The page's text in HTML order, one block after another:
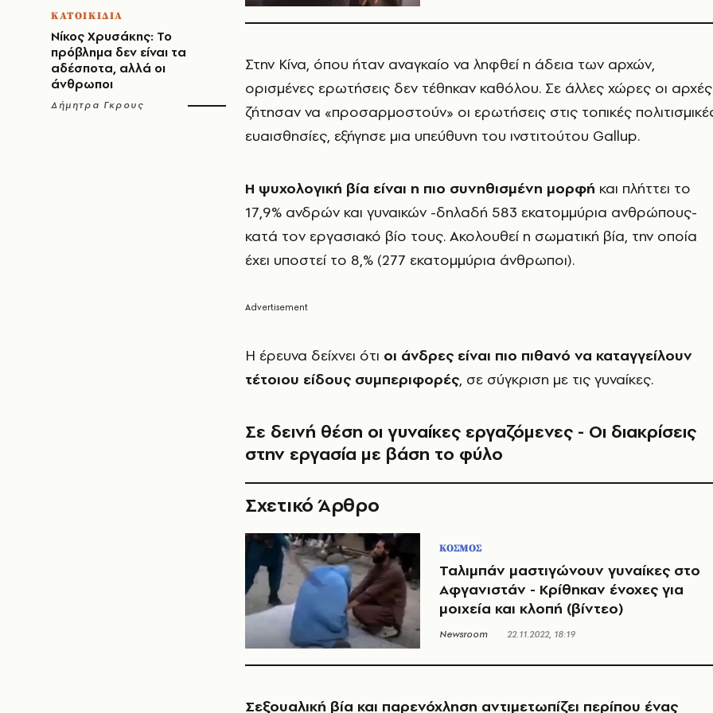
ΚΑΤΟΙΚΙΔΙΑ
Νίκος Χρυσάκης: Το
πρόβλημα δεν είναι τα
αδέσποτα, αλλά οι
άνθρωποι
Δήμητρα Γκρους
Στην Κίνα, όπου ήταν αναγκαίο να ληφθεί η άδεια των αρχών,
ορισμένες ερωτήσεις δεν τέθηκαν καθόλου. Σε άλλες χώρες οι αρχές
ζήτησαν να «προσαρμοστούν» οι ερωτήσεις στις τοπικές
ευαισθησίες, εξήγησε μια υπεύθυνη του ινστιτούτου Gallup.
Η ψυχολογική βία είναι η πιο συνηθισμένη μορφή και πλήττει το
17,9% ανδρών και γυναικών -δηλαδή 583 εκατομμύρια ανθρώπους-
κατά τον εργασιακό βίο τους. Ακολουθεί η σωματική βία, την οποία
έχει υποστεί το 8,% (277 εκατομμύρια άνθρωποι).
Η έρευνα δείχνει ότι οι άνδρες είναι πιο πιθανό να καταγγείλουν
τέτοιου είδους συμπεριφορές, σε σύγκριση με τις γυναίκες.
Σε δεινή θέση οι γυναίκες εργαζόμενες - Οι διακρίσεις
στην εργασία με βάση το φύλο
Σχετικό Άρθρο
ΚΟΣΜΟΣ
Ταλιμπάν μαστιγώνουν γυναίκες στο
Αφγανιστάν - Κρίθηκαν ένοχες για
μοιχεία και κλοπή (βίντεο)
Newsroom 22.11.2022, 18:19
Σεξουαλική βία και παρενόχληση αντιμετωπίζει περίπου ένας